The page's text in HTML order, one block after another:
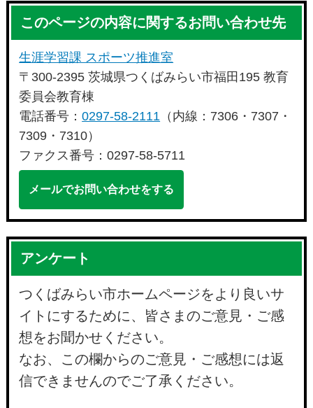
このページの内容に関するお問い合わせ先
生涯学習課 スポーツ推進室
〒300-2395 茨城県つくばみらい市福田195 教育
委員会教育棟
電話番号：0297-58-2111 （内線：7306・7307・
7309・7310）
ファクス番号：0297-58-5711
メールでお問い合わせをする
アンケート
つくばみらい市ホームページをより良いサ
イトにするために、皆さまのご意見・ご感
想をお聞かせください。
なお、この欄からのご意見・ご感想には返
信できませんのでご了承ください。